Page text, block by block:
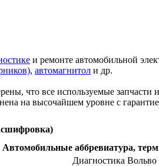
и ремонте автомобильной
, автомагнитол и др.
что все используемые
на высочайшем уровне с
Автомобильные аббревиатура,
Диагностика